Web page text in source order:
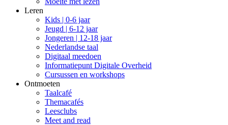
Leren
Kids | 0-6 jaar
Jeugd | 6-12 jaar
Jongeren | 12-18 jaar
Nederlandse taal
Digitaal meedoen
Informatiepunt Digitale Overheid
Cursussen en workshops
Ontmoeten
Taalcafé
Themacafés
Leesclubs
Meet and read